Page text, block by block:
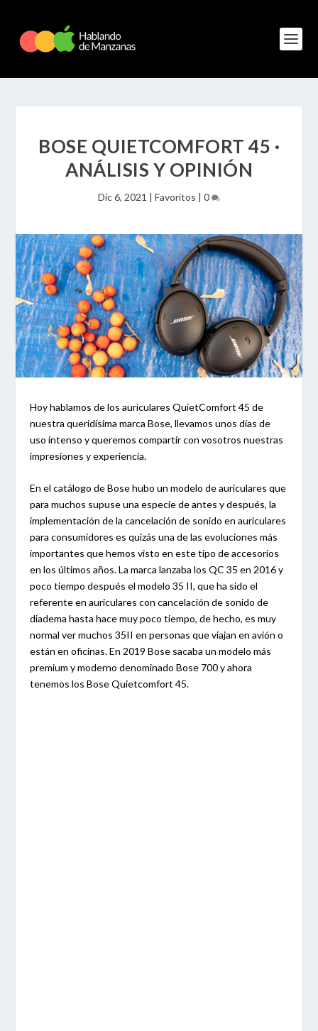
BOSE QUIETCOMFORT 45 ·
ANÁLISIS Y OPINIÓN
Dic 6, 2021 | Favoritos | 0
Hoy hablamos de los auriculares QuietComfort 45 de
nuestra queridísima marca Bose, llevamos unos días de
uso intenso y queremos compartir con vosotros nuestras
impresiones y experiencia.
En el catálogo de Bose hubo un modelo de auriculares que
para muchos supuse una especie de antes y después, la
implementación de la cancelación de sonido en auriculares
para consumidores es quizás una de las evoluciones más
importantes que hemos visto en este tipo de accesorios
en los últimos años. La marca lanzaba los QC 35 en 2016 y
poco tiempo después el modelo 35 II, que ha sido el
referente en auriculares con cancelación de sonido de
diadema hasta hace muy poco tiempo, de hecho, es muy
normal ver muchos 35II en personas que viajan en avión o
están en oficinas. En 2019 Bose sacaba un modelo más
premium y moderno denominado Bose 700 y ahora
tenemos los Bose Quietcomfort 45.